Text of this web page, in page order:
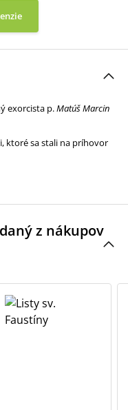
exorcista p.Matúš Marcin
ktoré sa stali na príhovor
z nákupov